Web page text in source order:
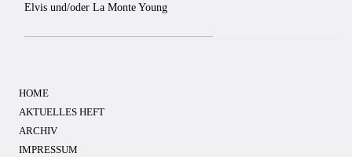
Elvis und/oder La Monte Young
HOME
AKTUELLES HEFT
ARCHIV
IMPRESSUM